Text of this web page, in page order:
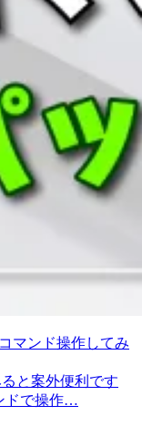
マンド操作してみ
と案外便利です
ドで操作…